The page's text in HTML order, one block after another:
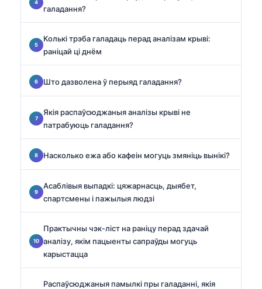
галадання?
Колькі трэба галадаць перад аналізам крыві:
раніцай ці днём
Што дазволена ў перыяд галадання?
Якія распаўсюджаныя аналізы крыві не
патрабуюць галадання?
Насколько ежа або кафеін могуць змяніць вынікі?
Асаблівыя выпадкі: цяжарнасць, дыябет,
спартсмены і пажылыя людзі
Практычны чэк-ліст на раніцу перад здачай
аналізу, якім пацыенты сапраўды могуць
карыстацца
Распаўсюджаныя памылкі пры галаданні, якія